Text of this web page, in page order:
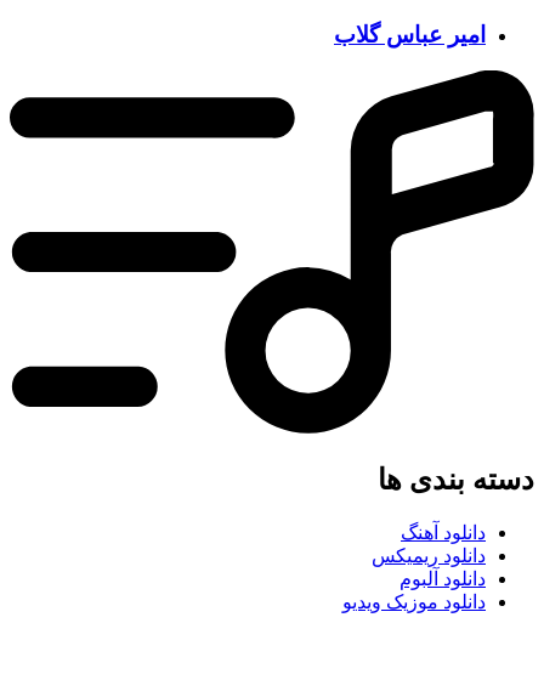
امیر عباس گلاب
دسته بندی ها
دانلود آهنگ
دانلود ریمیکس
دانلود آلبوم
دانلود موزیک ویدیو